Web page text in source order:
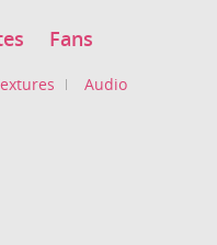
Fans
Audio